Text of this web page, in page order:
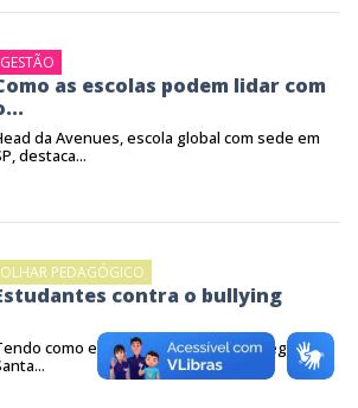
GESTÃO
as escolas podem lidar com
da Avenues, escola global com sede em
destaca...
OLHAR PEDAGÓGICO
contra o bullying
como eixo a amizade social, Colégio